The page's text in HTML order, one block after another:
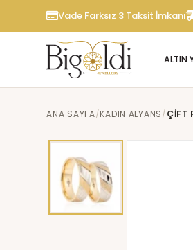
Vade Farksız 3 Taksit İmkanı
ALTIN
ANA SAYFA KADIN ALYANS ÇIFT